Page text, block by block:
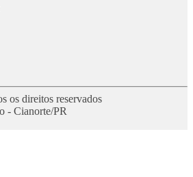
os direitos reservados
- Cianorte/PR